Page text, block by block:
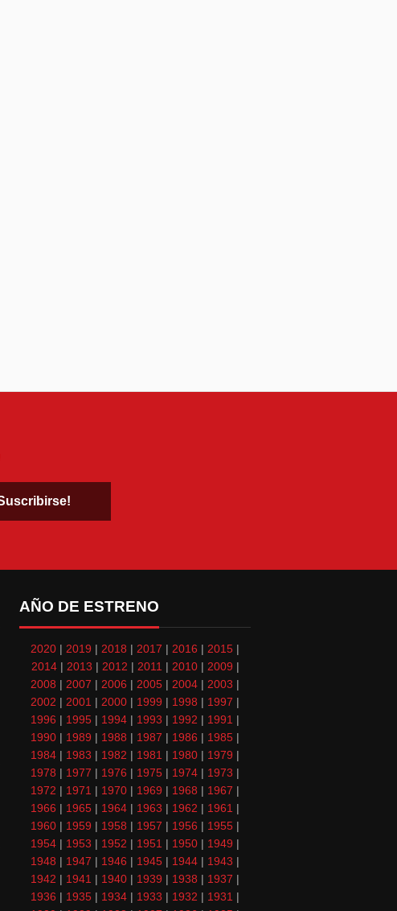
AÑO DE ESTRENO
2020 | 2019 | 2018 | 2017 | 2016 | 2015 |
2014| 2013 | 2012 | 2011 | 2010| 2009 |
2008 | 2007 | 2006 | 2005 | 2004 | 2003 |
2002 | 2001 | 2000 | 1999 | 1998 | 1997 |
1996 | 1995 | 1994 | 1993 | 1992 | 1991 |
1990 | 1989 | 1988 | 1987 | 1986 | 1985 |
1984 | 1983 | 1982 | 1981 | 1980 | 1979 |
1978 | 1977 | 1976 | 1975 | 1974 | 1973 |
1972 | 1971 | 1970 | 1969 | 1968 | 1967 |
1966 | 1965 | 1964 | 1963 | 1962 | 1961 |
1960 | 1959 | 1958 | 1957 | 1956 | 1955 |
1954 | 1953 | 1952 | 1951 | 1950 | 1949 |
1948 | 1947 | 1946 | 1945 | 1944 | 1943 |
1942 | 1941 | 1940 | 1939 | 1938 | 1937 |
1936 | 1935 | 1934 | 1933 | 1932 | 1931 |